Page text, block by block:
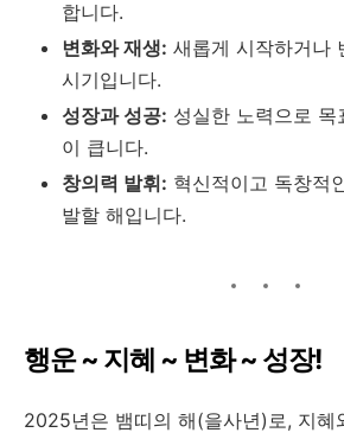
합니다.
변화와 재생: 새롭게 시작하거나
시기입니다.
성장과 성공: 성실한 노력으로 목
이 큽니다.
창의력 발휘: 혁신적이고 독창적
발할 해입니다.
행운 ~ 지혜 ~ 변화 ~ 성장!
2025년은 뱀띠의 해(을사년)로, 지혜